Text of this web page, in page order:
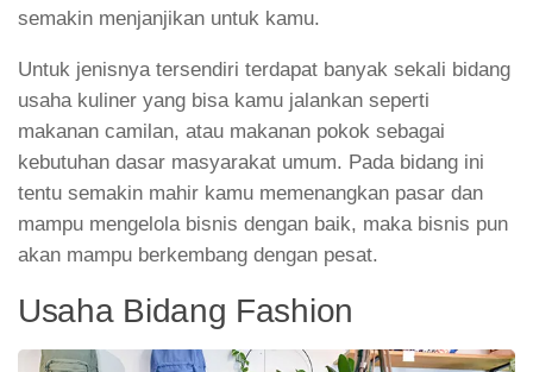
semakin menjanjikan untuk kamu.
Untuk jenisnya tersendiri terdapat banyak sekali bidang
usaha kuliner yang bisa kamu jalankan seperti
makanan camilan, atau makanan pokok sebagai
kebutuhan dasar masyarakat umum. Pada bidang ini
tentu semakin mahir kamu memenangkan pasar dan
mampu mengelola bisnis dengan baik, maka bisnis pun
akan mampu berkembang dengan pesat.
Usaha Bidang Fashion